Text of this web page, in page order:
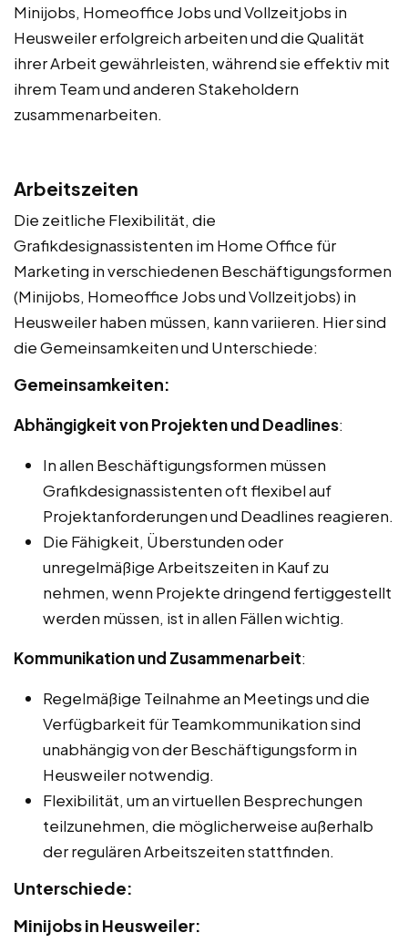
Minijobs, Homeoffice Jobs und Vollzeitjobs in
Heusweiler erfolgreich arbeiten und die Qualität
ihrer Arbeit gewährleisten, während sie effektiv mit
ihrem Team und anderen Stakeholdern
zusammenarbeiten.
Arbeitszeiten
Die zeitliche Flexibilität, die
Grafikdesignassistenten im Home Office für
Marketing in verschiedenen Beschäftigungsformen
(Minijobs, Homeoffice Jobs und Vollzeitjobs) in
Heusweiler haben müssen, kann variieren. Hier sind
die Gemeinsamkeiten und Unterschiede:
Gemeinsamkeiten:
Abhängigkeit von Projekten und Deadlines:
In allen Beschäftigungsformen müssen
Grafikdesignassistenten oft flexibel auf
Projektanforderungen und Deadlines reagieren.
Die Fähigkeit, Überstunden oder
unregelmäßige Arbeitszeiten in Kauf zu
nehmen, wenn Projekte dringend fertiggestellt
werden müssen, ist in allen Fällen wichtig.
Kommunikation und Zusammenarbeit:
Regelmäßige Teilnahme an Meetings und die
Verfügbarkeit für Teamkommunikation sind
unabhängig von der Beschäftigungsform in
Heusweiler notwendig.
Flexibilität, um an virtuellen Besprechungen
teilzunehmen, die möglicherweise außerhalb
der regulären Arbeitszeiten stattfinden.
Unterschiede:
Minijobs in Heusweiler: